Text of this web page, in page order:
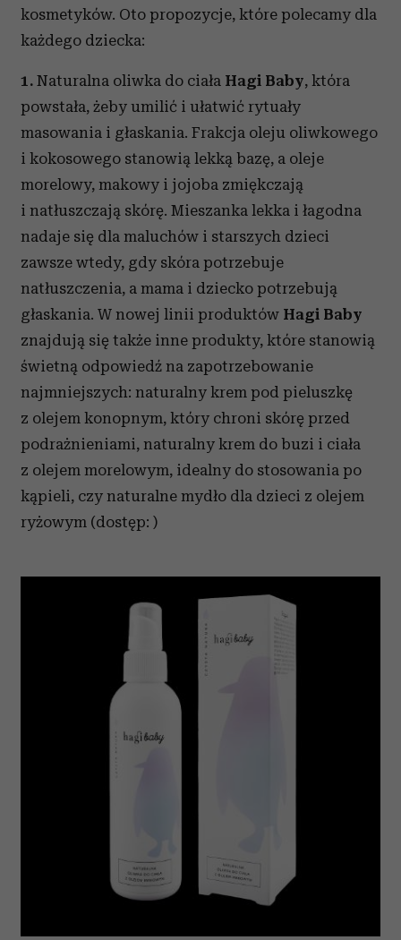
kosmetyków. Oto propozycje, które polecamy dla
każdego dziecka:
1. Naturalna oliwka do ciała Hagi Baby, która
powstała, żeby umilić i ułatwić rytuały
masowania i głaskania. Frakcja oleju oliwkowego
i kokosowego stanowią lekką bazę, a oleje
morelowy, makowy i jojoba zmiękczają
i natłuszczają skórę. Mieszanka lekka i łagodna
nadaje się dla maluchów i starszych dzieci
zawsze wtedy, gdy skóra potrzebuje
natłuszczenia, a mama i dziecko potrzebują
głaskania. W nowej linii produktów Hagi Baby
znajdują się także inne produkty, które stanowią
świetną odpowiedź na zapotrzebowanie
najmniejszych: naturalny krem pod pieluszkę
z olejem konopnym, który chroni skórę przed
podrażnieniami, naturalny krem do buzi i ciała
z olejem morelowym, idealny do stosowania po
kąpieli, czy naturalne mydło dla dzieci z olejem
ryżowym (dostęp: )